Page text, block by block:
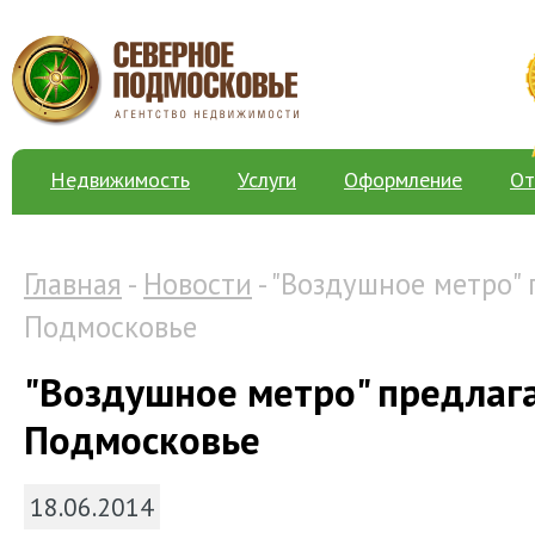
Недвижимость Услуги Оформление
Главная - Новости - "Воздушное метро"
Подмосковье
"Воздушное метро"
Подмосковье
18.06.2014